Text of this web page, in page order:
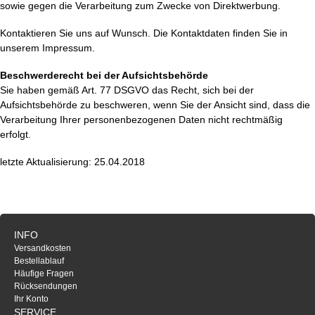
sowie gegen die Verarbeitung zum Zwecke von Direktwerbung.
Kontaktieren Sie uns auf Wunsch. Die Kontaktdaten finden Sie in
unserem Impressum.
Beschwerderecht bei der Aufsichtsbehörde
Sie haben gemäß Art. 77 DSGVO das Recht, sich bei der
Aufsichtsbehörde zu beschweren, wenn Sie der Ansicht sind, dass die
Verarbeitung Ihrer personenbezogenen Daten nicht rechtmäßig
erfolgt.
letzte Aktualisierung: 25.04.2018
INFO
Versandkosten
Bestellablauf
Häufige Fragen
Rücksendungen
Ihr Konto
SERVICE